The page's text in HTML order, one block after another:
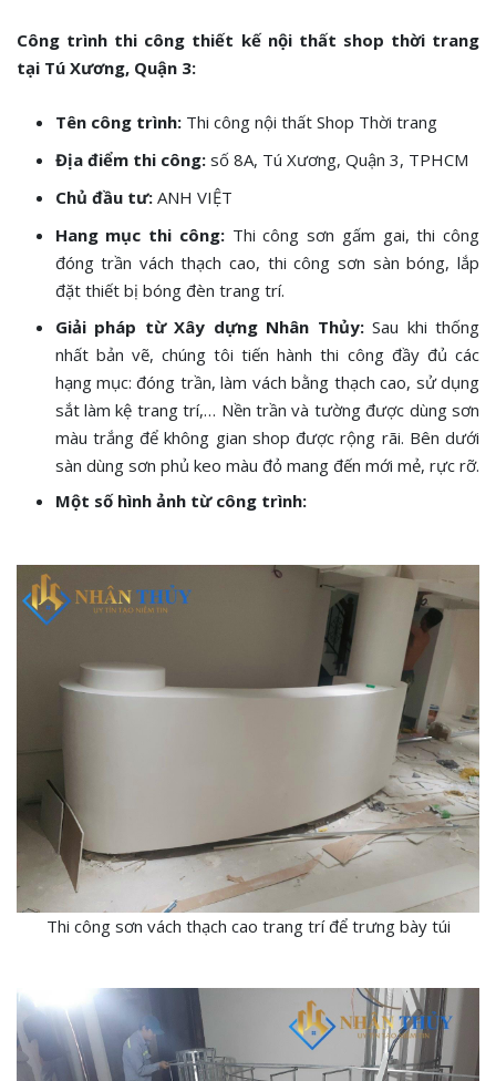
Công trình thi công thiết kế nội thất shop thời trang
tại Tú Xương, Quận 3:
Tên công trình:Thi công nội thất Shop Thời trang
Địa điểm thi công:số 8A, Tú Xương, Quận 3, TPHCM
Chủ đầu tư:ANH VIỆT
Hang mục thi công:Thi công sơn gấm gai, thi công
đóng trần vách thạch cao, thi công sơn sàn bóng, lắp
đặt thiết bị bóng đèn trang trí.
Giải pháp từ Xây dựng Nhân Thủy:Sau khi thống
nhất bản vẽ, chúng tôi tiến hành thi công đầy đủ các
hạng mục: đóng trần, làm vách bằng thạch cao, sử dụng
sắt làm kệ trang trí,… Nền trần và tường được dùng sơn
màu trắng để không gian shop được rộng rãi. Bên dưới
sàn dùng sơn phủ keo màu đỏ mang đến mới mẻ, rực rỡ.
Một số hình ảnh từ công trình:
Thi công sơn vách thạch cao trang trí để trưng bày túi